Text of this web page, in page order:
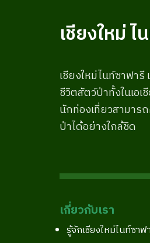
เชียงใหม่
เชียงใหม่ไนท์ซาฟา
ชีวิตสัตว์ป่าทั้งในเอ
นักท่องเที่ยวสามา
ป่าได้อย่างใกล้ชิด
เกี่ยวกับเรา
รู้จักเชียงใหม่ไนท์ซาฟ